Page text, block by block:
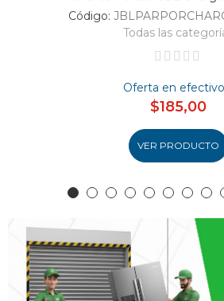
Código:
Todas las
Oferta en efectivo
$185,00
VER PRODUCTO